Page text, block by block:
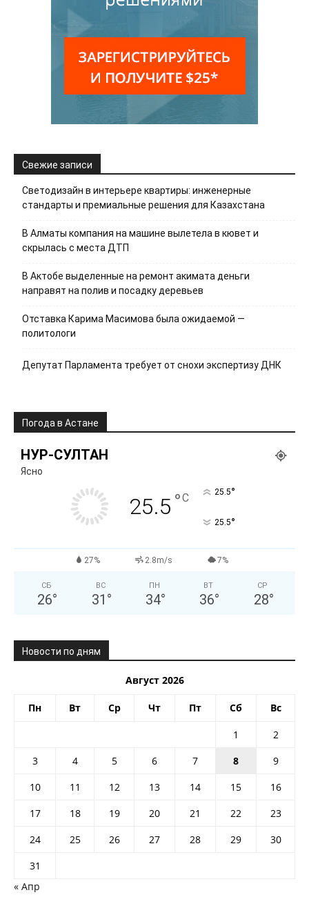
Свежие записи
Светодизайн в интерьере квартиры: инженерные
стандарты и премиальные решения для Казахстана
В Алматы компания на машине вылетела в кювет и
скрылась с места ДТП
В Актобе выделенные на ремонт акимата деньги
направят на полив и посадку деревьев
Отставка Карима Масимова была ожидаемой —
политологи
Депутат Парламента требует от снохи экспертизу ДНК
Погода в Астане
НУР-СУЛТАН
Ясно
25.5 °C 25.5°
25.5°
27% 2.8m/s 7%
СБ
26°
ВС
31 °
ПН
34°
ВТ
36°
СР
28°
Новости по дням
Август 2026
Пн Вт Ср Чт Пт Сб Вс
1
2
3
4 5 6 7 8
9
10
11 12 13 14 15
16
17
18 19 20 21 22
23
24
25 26 27 28 29
30
31
« Апр